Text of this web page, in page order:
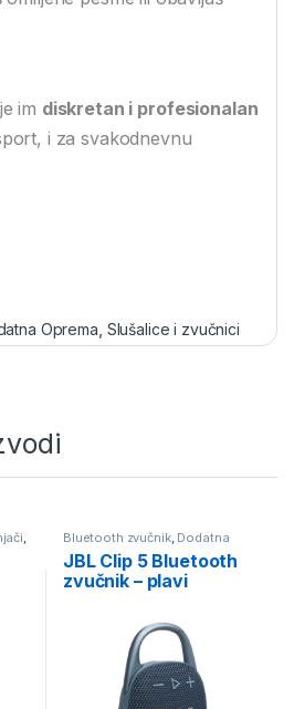
im diskretan i profesionalan
i za svakodnevnu
Oprema Slušalice i zvučnici
, Bluetooth zvučnik, Dodatna
JBL Clip 5 Bluetooth
zvučnik – plavi